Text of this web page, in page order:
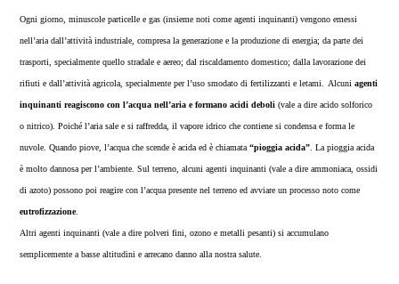
Ogni giorno, minuscole particelle e gas (insieme noti come agenti inquinanti) vengono emessi
nell’aria dall’attività industriale, compresa la generazione e la produzione di energia; da parte dei
trasporti, specialmente quello stradale e aereo; dal riscaldamento domestico; dalla lavorazione dei
rifiuti e dall’attività agricola, specialmente per l’uso smodato di fertilizzanti e letami. Alcuniagenti
inquinanti reagiscono con l’acqua nell’aria e formano acidi deboli (vale a dire acido solforico
o nitrico). Poiché l’aria sale e si raffredda, il vapore idrico che contiene si condensa e forma le
nuvole. Quando piove, l’acqua che scende è acida ed è chiamata“pioggia acida” . La pioggia acida
è molto dannosa per l’ambiente. Sul terreno, alcuni agenti inquinanti (vale a dire ammoniaca, ossidi
di azoto) possono poi reagire con l’acqua presente nel terreno ed avviare un processo noto come
eutrofizzazione.
Altri agenti inquinanti (vale a dire polveri fini, ozono e metalli pesanti) si accumulano
semplicemente a basse altitudini e arrecano danno alla nostra salute.